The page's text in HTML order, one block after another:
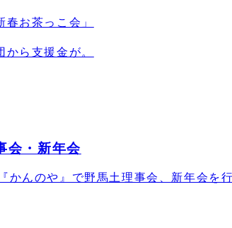
お茶っこ会」
ら支援金が。
会・新年会
かんのや』で野馬土理事会、新年会